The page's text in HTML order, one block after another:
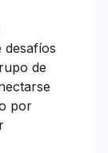
desafíos
de
por